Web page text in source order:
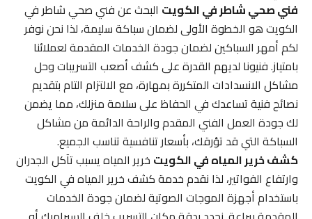
فني صحي شاطر في الكويتالبحث عن فني صحي شاطر في
الكويت هو الخطوة الأولى لضمان سباكة سليمة، لذا نحن نوفر
لكم أمهر السباكين لضمان جودة الخدمات المقدمة لعملائنا
بامتياز. فنيونا لديهم القدرة على كشف أصعب التسريبات وحل
مشاكل الانسدادات المتكررة بمهارة، مع الالتزام التام بتقديم
نصائح فنية تساعدك في الحفاظ على سلامة منزلك، مما يضمن
لك جودة العمل الفني المقدم والراحة الدائمة من مشاكل
السباكة التي قد تؤرقك، بأسعار تنافسية تناسب الجميع.
كشف خرير المياه في الكويتخرير المياه يسبب تآكل الجدران
وارتفاع الفواتير، لذا نقدم خدمة كشف خرير المياه في الكويت
باستخدام أجهزة الموجات الصوتية لضمان جودة الخدمات